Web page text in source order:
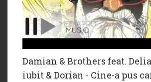
Damian & Brothers feat.
iubit & Dorian - Cine-a pus